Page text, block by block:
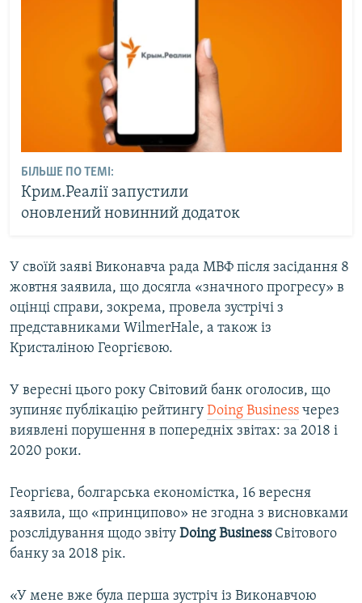
БІЛЬШЕ ПО ТЕМІ:
Крим.Реалії запустили
оновлений новинний додаток
У своїй заяві Виконавча рада МВФ після засідання 8
жовтня заявила, що досягла «значного прогресу» в
оцінці справи, зокрема, провела зустрічі з
представниками WilmerHale, а також із
Кристаліною Георгієвою.
У вересні цього року Світовий банк оголосив, що
зупиняє публікацію рейтингу Doing Business через
виявлені порушення в попередніх звітах: за 2018 і
2020 роки.
Георгієва, болгарська економістка, 16 вересня
заявила, що «принципово» не згодна з висновками
розслідування щодо звіту Doing Business Світового
банку за 2018 рік.
«У мене вже була перша зустріч із Виконавчою